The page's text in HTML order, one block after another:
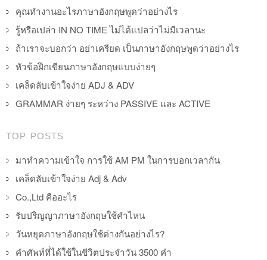
คุณทำงานอะไรภาษาอังกฤษพูดว่าอย่างไร
รู้หรือเปล่า IN NO TIME ไม่ได้แปลว่าไม่มีเวลานะ
ถ้าเราจะบอกว่า อย่าเครียด เป็นภาษาอังกฤษพูดว่าอย่างไร
หัวข้อฝึกเขียนภาษาอังกฤษแบบง่ายๆ
เคล็ดลับเข้าใจง่าย ADJ & ADV
GRAMMAR ง่ายๆ ระหว่าง PASSIVE และ ACTIVE
TOP POSTS
มาทำความเข้าใจ การใช้ AM PM ในการบอกเวลากัน
เคล็ดลับเข้าใจง่าย Adj & Adv
Co.,Ltd คืออะไร
รับปริญญาภาษาอังกฤษใช้คำไหน
วันหยุดภาษาอังกฤษใช้ต่างกันอย่างไร?
คำศัพท์ที่ได้ใช้ในชีวิตประจำวัน 3500 คำ